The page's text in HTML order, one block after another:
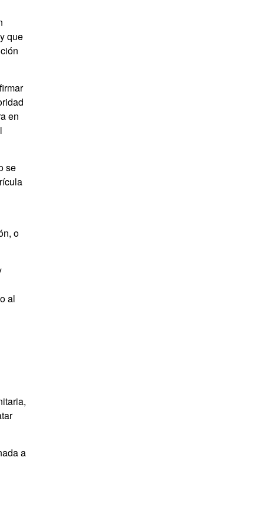
que
en
se
o
al
a